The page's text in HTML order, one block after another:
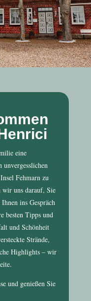
eine
unvergesslichen
Fehmarn zu
wir uns darauf, Sie
ins Gespräch
besten Tipps und
und Schönheit
Strände,
Highlights – wir
und genießen Sie